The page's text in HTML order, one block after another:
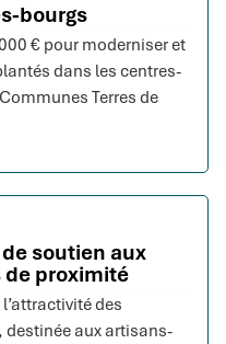
bourgs
€ pour moderniser et
dans les centres-
Terres de
soutien aux
de proximité
des
destinée aux artisans-